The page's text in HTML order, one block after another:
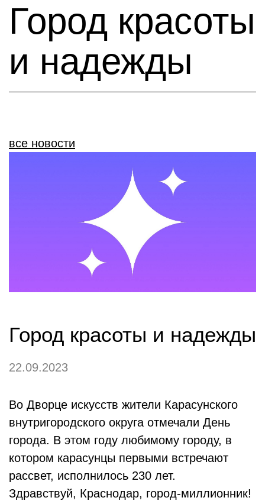
Город красоты
и надежды
все новости
Город красоты и надежды
22.09.2023
Во Дворце искусств жители Карасунского
внутригородского округа отмечали День
города. В этом году любимому городу, в
котором карасунцы первыми встречают
рассвет, исполнилось 230 лет.
Здравствуй, Краснодар, город-миллионник!